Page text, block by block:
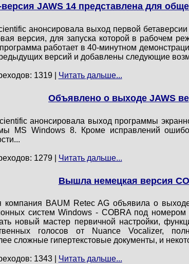
JAWS 14 представлена для
анонсировала выход первой
версия, для запуска которой в рабочем
программа работает в 40-минутном
версий и добавлены следующие
1319 | Читать дальше...
Объявлено о выходе JAWS
анонсировала выход программы
MS Windows 8. Кроме исправлений
1279 | Читать дальше...
Вышла немецкая версия
компания BAUM Retec AG объявила о
систем Windows - COBRA под
новый мастер первичной настройки,
голосов от Nuance Vocalizer,
сложные гипертекстовые документы, и
1343 | Читать дальше...